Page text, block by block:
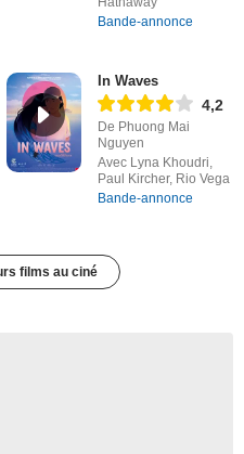
Bande-annonce
In Waves
4,2
De Phuong Mai
Nguyen
Avec Lyna Khoudri,
Paul Kircher, Rio Vega
Bande-annonce
films au ciné